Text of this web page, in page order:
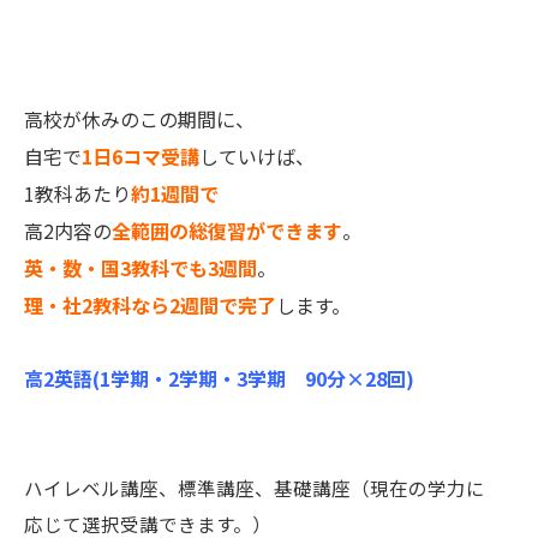
高校が休みのこの期間に、
自宅で1日6コマ受講していけば、
1教科あたり約1週間で
高2内容の全範囲の総復習ができます。
英・数・国3教科でも3週間。
理・社2教科なら2週間で完了します。
高2英語(1学期・2学期・3学期 90分×28回)
ハイレベル講座、標準講座、基礎講座（現在の学力に
応じて選択受講できます。）